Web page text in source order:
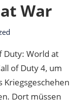
War
Duty: World at
of Duty 4, um
Kriegsgeschehen
Dort müssen